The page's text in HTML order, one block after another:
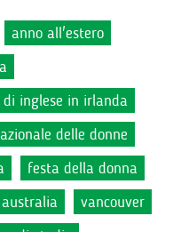
anno all'estero
di inglese in irlanda
delle donne
festa della donna
vancouver